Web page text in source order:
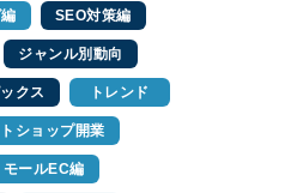
SEO対策編
ジャンル別動向
クス トレンド
ショップ開業
モールEC編